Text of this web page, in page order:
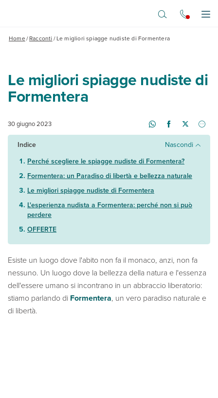
Home/Racconti /Le migliori spiagge nudiste di Formentera
Le migliori spiagge nudiste di
Formentera
30 giugno 2023
Indice
Nascondi
Perché scegliere le spiagge nudiste di Formentera?
Formentera: un Paradiso di libertà e bellezza naturale
Le migliori spiagge nudiste di Formentera
L'esperienza nudista a Formentera: perché non si può
perdere
OFFERTE
Esiste un luogo dove l'abito non fa il monaco, anzi, non fa
nessuno. Un luogo dove la bellezza della natura e l'essenza
dell'essere umano si incontrano in un abbraccio liberatorio:
stiamo parlando di Formentera, un vero paradiso naturale e
di libertà.